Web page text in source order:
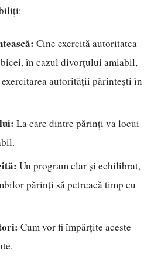
Cine exercită autoritatea
în cazul divorțului amiabil,
exercitarea autorității părintești în
La care dintre părinți va locui
Un program clar și echilibrat,
părinți să petreacă timp cu
Cum vor fi împărțite aceste